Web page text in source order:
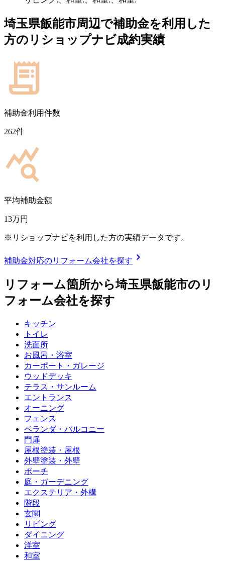
埼玉県飯能市周辺で補助金を利用した
方のリショップナビ成約実績
補助金利用件数
262件
平均補助金額
13万円
※リショップナビを利用した方の実績データです。
補助金対応のリフォーム会社を探す chevron_right
リフォーム箇所から埼玉県飯能市のリ
フォーム会社を探す
キッチン
トイレ
洗面所
お風呂・浴室
カーポート・ガレージ
ウッドデッキ
テラス・サンルーム
エントランス
オーニング
フェンス
ベランダ・バルコニー
門扉
屋根塗装・屋根
外壁塗装・外壁
ポーチ
庭・ガーデニング
エクステリア・外構
階段
玄関
リビング
ダイニング
洋室
和室